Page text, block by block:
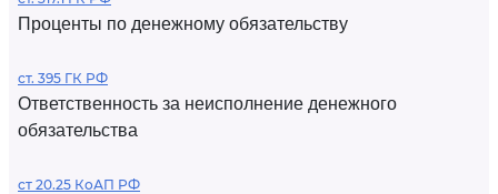
Проценты по денежному обязательству
ст. 395 ГК РФ
Ответственность за неисполнение денежного
обязательства
ст 20.25 КоАП РФ